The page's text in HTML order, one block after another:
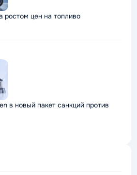
ростом цен на топливо
в новый пакет санкций против